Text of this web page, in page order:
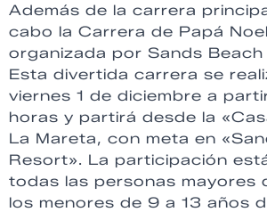
Además de la carrera
cabo la Carrera de Papá
organizada por Sands Beach
Esta divertida carrera se
viernes 1 de diciembre a
horas y partirá desde la
La Mareta, con meta en
Resort». La participación
todas las personas mayores
los menores de 9 a 13 años